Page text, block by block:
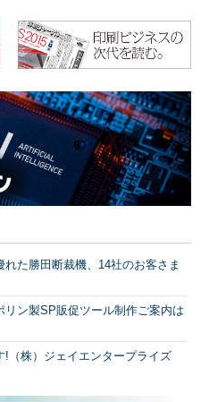
た勝田断裁機、14社のお客さま
ン製SP販促ツール制作ご案内は
（株）ジェイエンタープライズ